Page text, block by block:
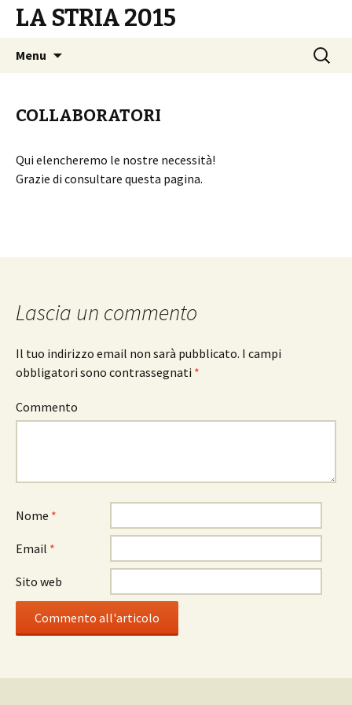
LA STRIA 2015
Menu
Ricerca
per:
COLLABORATORI
Qui elencheremo le nostre necessità!
Grazie di consultare questa pagina.
Lascia un commento
Il tuo indirizzo email non sarà pubblicato. I campi
obbligatori sono contrassegnati *
Commento
Nome *
Email *
Sito web